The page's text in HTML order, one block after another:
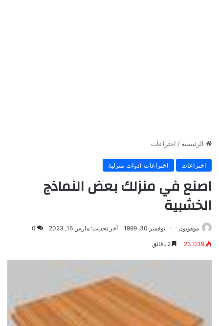
الرئيسية / اختراعات
اختراعات اختراعات ادوات منزلية
اصنع في منزلك بعض النماذج
الخشبية
موهوبون نوفمبر 30, 1999 آخر تحديث: مارس 16, 2023 0
23٬039